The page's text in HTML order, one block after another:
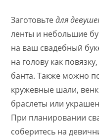
Заготовьтедля
ленты и небольшие
на ваш свадебный
на голову как
банта. Также можно
кружевные шали,
браслеты или
При планировании
соберитесь на